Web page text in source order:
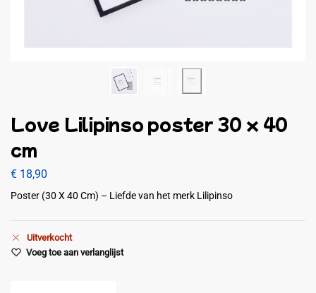
Love Lilipinso poster 30 x 40
cm
€ 18,90
Poster (30 X 40 Cm) – Liefde van het merk Lilipinso
Uitverkocht
Voeg toe aan verlanglijst